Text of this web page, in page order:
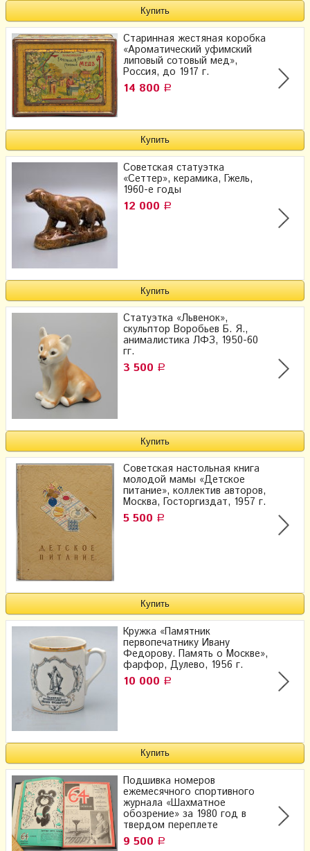
Старинная жестяная коробка
«Ароматический уфимский
липовый сотовый мед»,
Россия, до 1917 г.
14 800 Р
Советская статуэтка
«Сеттер», керамика, Гжель,
1960-е годы
12 000 Р
Cтатуэтка «Львенок»,
скульптор Воробьев Б. Я.,
анималистика ЛФЗ, 1950-60
гг.
3 500 Р
Советская настольная книга
молодой мамы «Детское
питание», коллектив авторов,
Москва, Госторгиздат, 1957 г.
5 500 Р
Кружка «Памятник
первопечатнику Ивану
Федорову. Память о Москве»,
фарфор, Дулево, 1956 г.
10 000 Р
Подшивка номеров
ежемесячного спортивного
журнала «Шахматное
обозрение» за 1980 год в
твердом переплете
9 500 Р